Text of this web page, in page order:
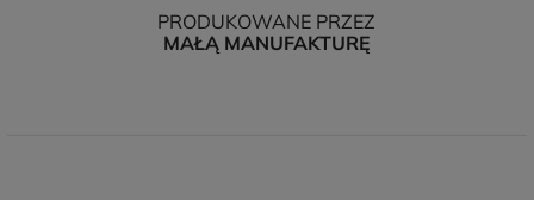
PRODUKOWANE PRZEZ
MAŁĄ MANUFAKTURĘ